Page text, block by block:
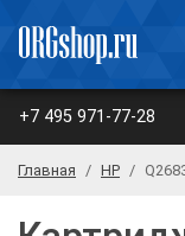
+7 495 971-77-28
Главная HP